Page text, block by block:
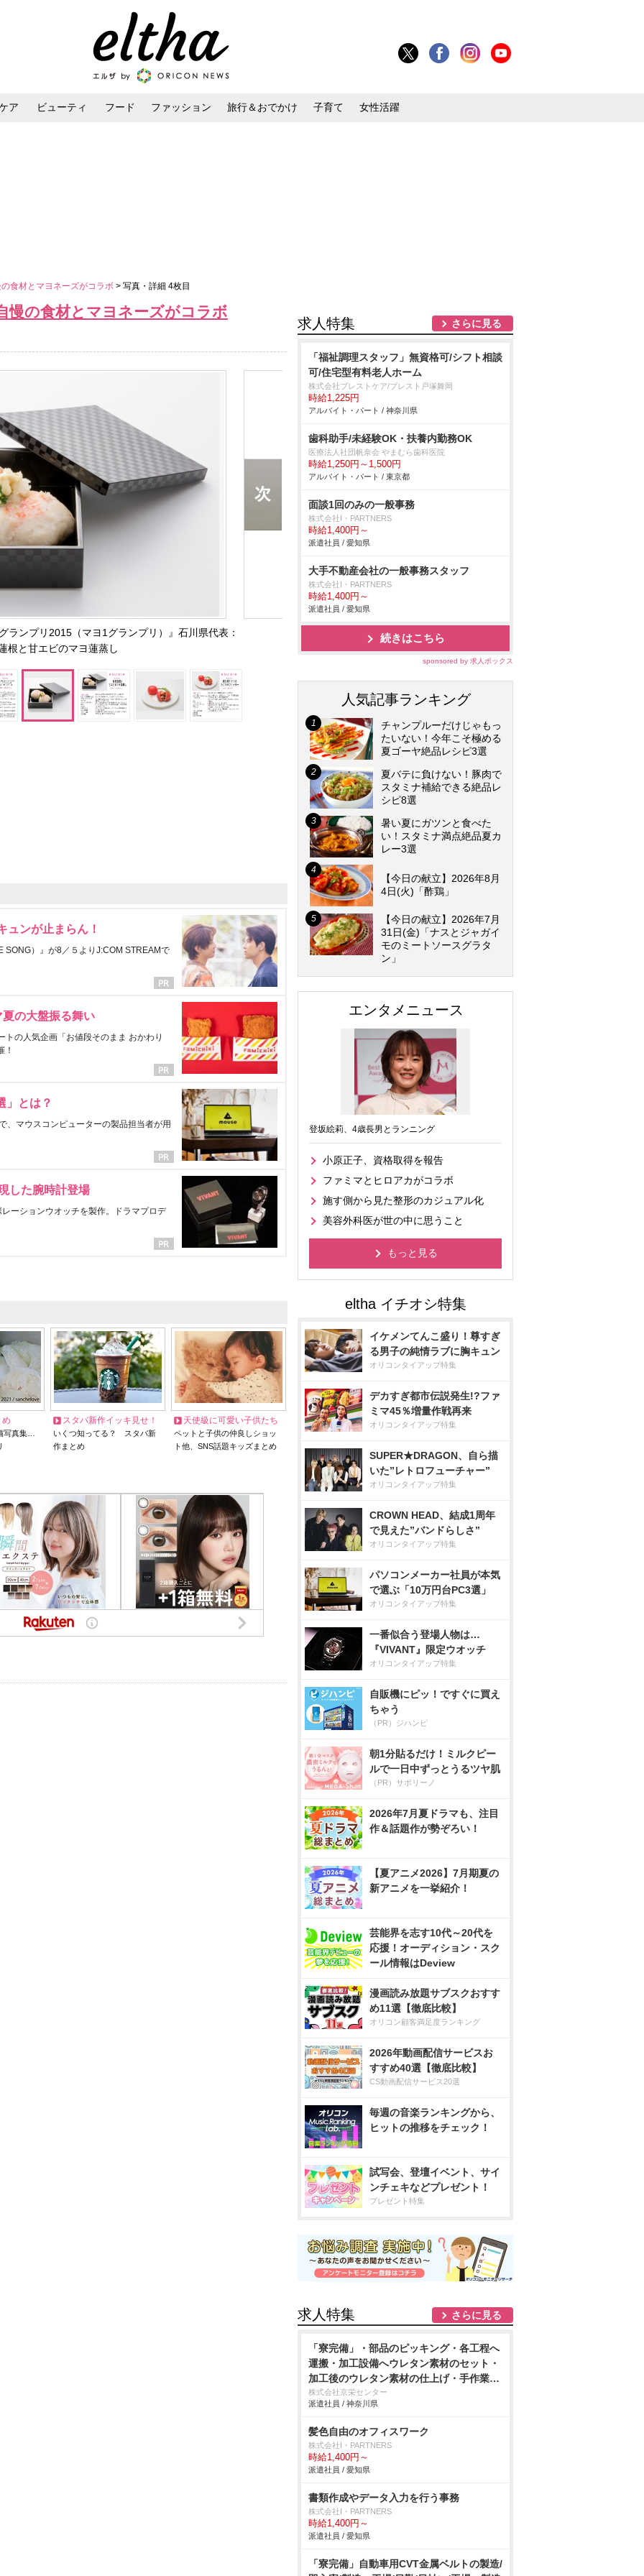
ア ビューティ フード ファッション 旅行＆おでかけ 子育て 女性活躍
食材とマヨネーズがコラボ > 写真・詳細 4枚目
の食材とマヨネーズがコラボ
ランプリ2015（マヨ1グランプリ）』石川県代表：
根と甘エビのマヨ蓮蒸し
ュンが止まらん！
SONG）』が8／５よりJ:COM STREAMで
の大盤振る舞い
の人気企画「お値段そのまま おかわり
！
」とは？
、マウスコンピューターの製品担当者が用
した腕時計登場
ーションウオッチを製作。ドラマプロデ
め
写真集…
スタバ新作イッキ見せ！
いくつ知ってる？ スタバ新
作まとめ
天使級に可愛い子供たち
ペットと子供の仲良しショッ
ト他、SNS話題キッズまとめ
求人特集 さらに見る
「福祉調理スタッフ」無資格可/シフト相談
可/住宅型有料老人ホーム
株式会社ブレストケア/ブレスト戸塚舞岡
時給1,225円
アルバイト・パート / 神奈川県
歯科助手/未経験OK・扶養内勤務OK
医療法人社団帆奈会 やまむら歯科医院
時給1,250円～1,500円
アルバイト・パート / 東京都
面談1回のみの一般事務
株式会社I・PARTNERS
時給1,400円～
派遣社員 / 愛知県
大手不動産会社の一般事務スタッフ
株式会社I・PARTNERS
時給1,400円～
派遣社員 / 愛知県
続きはこちら
sponsored by 求人ボックス
人気記事ランキング
チャンプルーだけじゃもっ
たいない！今年こそ極める
夏ゴーヤ絶品レシピ3選
夏バテに負けない！豚肉で
スタミナ補給できる絶品レ
シピ8選
暑い夏にガツンと食べた
い！スタミナ満点絶品夏カ
レー3選
【今日の献立】2026年8月
4日(火)「酢鶏」
【今日の献立】2026年7月
31日(金)「ナスとジャガイ
モのミートソースグラタ
ン」
エンタメニュース
登坂絵莉、4歳長男とランニング
小原正子、資格取得を報告
ファミマとヒロアカがコラボ
施す側から見た整形のカジュアル化
美容外科医が世の中に思うこと
もっと見る
イケメンてんこ盛り！尊すぎ
る男子の純情ラブに胸キュン
オリコンタイアップ特集
デカすぎ都市伝説発生!?ファ
ミマ45％増量作戦再来
オリコンタイアップ特集
SUPER★DRAGON、自ら描
いた”レトロフューチャー”
オリコンタイアップ特集
CROWN HEAD、結成1周年
で見えた”バンドらしさ”
オリコンタイアップ特集
パソコンメーカー社員が本気
で選ぶ「10万円台PC3選」
オリコンタイアップ特集
一番似合う登場人物は…
『VIVANT』限定ウオッチ
オリコンタイアップ特集
自販機にピッ！ですぐに買え
ちゃう
（PR）ジハンピ
朝1分貼るだけ！ミルクピー
ルで一日中ずっとうるツヤ肌
（PR）サボリーノ
2026年7月夏ドラマも、注目
作＆話題作が勢ぞろい！
【夏アニメ2026】7月期夏の
新アニメを一挙紹介！
芸能界を志す10代～20代を
応援！オーディション・スク
ール情報はDeview
漫画読み放題サブスクおすす
め11選【徹底比較】
オリコン顧客満足度ランキング
2026年動画配信サービスお
すすめ40選【徹底比較】
CS動画配信サービス20選
毎週の音楽ランキングから、
ヒットの推移をチェック！
試写会、登壇イベント、サイ
ンチェキなどプレゼント！
プレゼント特集
求人特集 さらに見る
「寮完備」・部品のピッキング・各工程へ
運搬・加工設備へウレタン素材のセット・
加工後のウレタン素材の仕上げ・手作業
エアドライバーを使用しての車用シートの
組付け・製品の検査作業/即入寮/製造・工
株式会社京栄センター
派遣社員 / 神奈川県
髪色自由のオフィスワーク
株式会社I・PARTNERS
時給1,400円～
派遣社員 / 愛知県
書類作成やデータ入力を行う事務
株式会社I・PARTNERS
時給1,400円～
派遣社員 / 愛知県
「寮完備」自動車用CVT金属ベルトの製造/